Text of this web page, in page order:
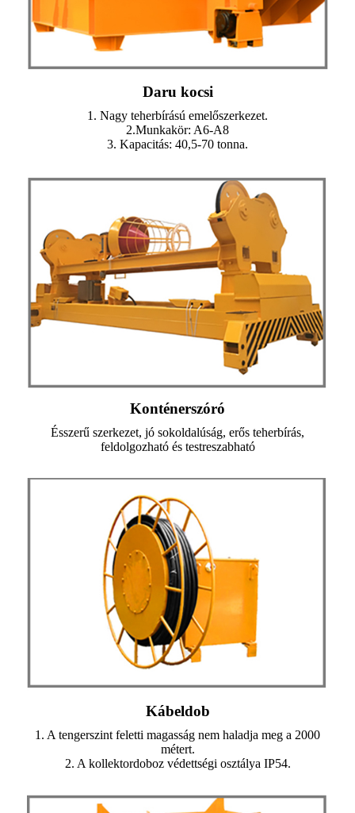
Daru kocsi
1. Nagy teherbírású emelőszerkezet.
2.Munkakör: A6-A8
3. Kapacitás: 40,5-70 tonna.
Konténerszóró
Ésszerű szerkezet, jó sokoldalúság, erős teherbírás,
feldolgozható és testreszabható
Kábeldob
1. A tengerszint feletti magasság nem haladja meg a 2000
métert.
2. A kollektordoboz védettségi osztálya IP54.